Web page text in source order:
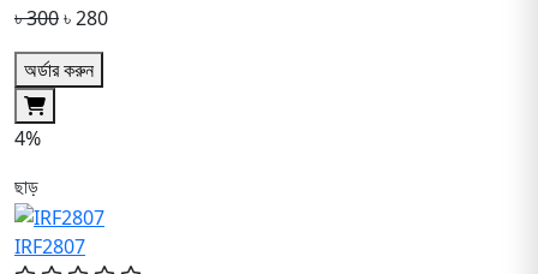
৳ 300৳ 280
অর্ডার করুন
4%
ছাড়
IRF2807